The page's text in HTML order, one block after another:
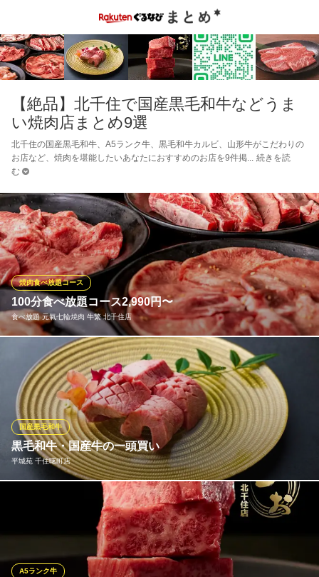
【絶品】北千住で国産黒毛和牛などうま
い焼肉店まとめ9選
北千住の国産黒毛和牛、A5ランク牛、黒毛和牛カルビ、山形牛がこだわりの
お店など、焼肉を堪能したいあなたにおすすめのお店を9件掲
続きを読
む
100分食べ放題コース2,990円〜
食べ放題 元氣七輪焼肉 牛繁 北千住店
焼肉食べ放題コース
牛・豚・鶏肉はもちろん、お食事や一品料理などのサイドメニュ
ー、「味変」アイテムが楽める充実した食べ放題コースは、驚き
の制限時間「100分間」！！人気アイテム「元氣カルビ」をはじ
め、「5本の柱」など当店の売れ筋アイテムを揃えた食べ放題コー
スは3種類！各種宴会や食事会、女子会でも！お楽しみください！
食べ放題 元氣七輪焼肉 牛繁 北千住店
厳選焼肉を2H食べ放題
地下鉄千代田線北千住駅 徒歩3分
東京都足立区千住2-34-7 セントラルパレス1F
黒毛和牛・国産牛の一頭買い
平城苑 千住曙町店
国産黒毛和牛
全国の産地から黒毛和牛・国産牛を一頭買いしじっくりと熟成さ
せてからご提供。安定したグレートと品質を確保し良いものだけ
をお客様にご提供したい、その願いのもとに辿り着いた結論。妥
協せずに本物だけを選び抜いた豊かで奥深い旨味、とろけるよう
なおいしさが食通を唸らせ続けています。
A5ランク牛